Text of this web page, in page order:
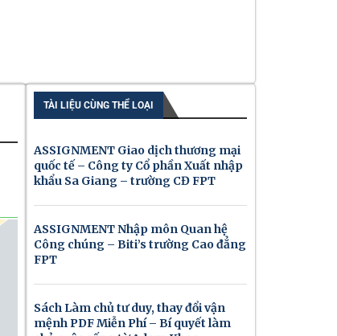
TÀI LIỆU CÙNG THỂ LOẠI
ASSIGNMENT Giao dịch thương mại
quốc tế – Công ty Cổ phần Xuất nhập
khẩu Sa Giang – trường CĐ FPT
ASSIGNMENT Nhập môn Quan hệ
Công chúng – Biti’s trường Cao đẳng
FPT
Sách Làm chủ tư duy, thay đổi vận
mệnh PDF Miễn Phí – Bí quyết làm